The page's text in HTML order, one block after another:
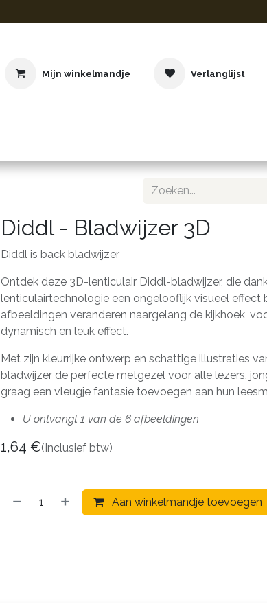
Mijn winkelmandje Verlanglijst
Diddl - Bladwijzer 3D
Diddl is back bladwijzer
Ontdek deze 3D-lenticulair Diddl-bladwijzer, die
lenticulairtechnologie een ongelooflijk visueel effect
afbeeldingen veranderen naargelang de kijkhoek,
dynamisch en leuk effect.
Met zijn kleurrijke ontwerp en schattige illustraties
bladwijzer de perfecte metgezel voor alle lezers,
graag een vleugje fantasie toevoegen aan hun
U ontvangt 1 van de 6 afbeeldingen
1,64 €(Inclusief btw)
Aan winkelmandje toevoegen